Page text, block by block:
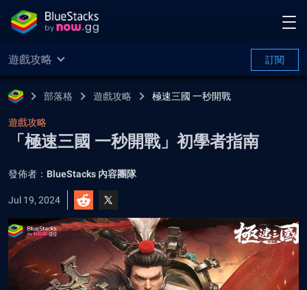
遊戲攻略 訂閱
部落格 遊戲攻略 極速三國 一秒開戰
遊戲攻略
「極速三國 一秒開戰」初學者指南
發佈者： BlueStacks 內容團隊
Jul 19, 2024